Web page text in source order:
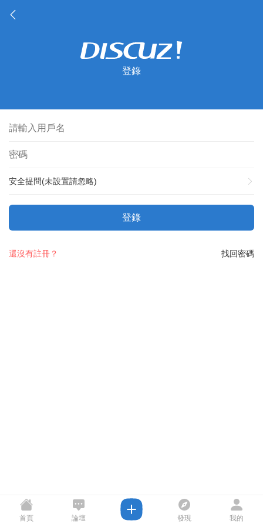
登錄
安全提問(未設置請忽略)
登錄
找回密碼
還沒有註冊？
首頁 論壇 發現 我的